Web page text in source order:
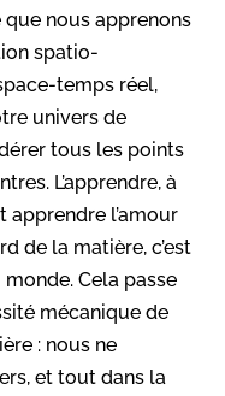
que nous apprenons
spatio-
temps réel,
univers de
tous les points
L’apprendre, à
apprendre l’amour
de la matière, c’est
monde. Cela passe
mécanique de
: nous ne
et tout dans la